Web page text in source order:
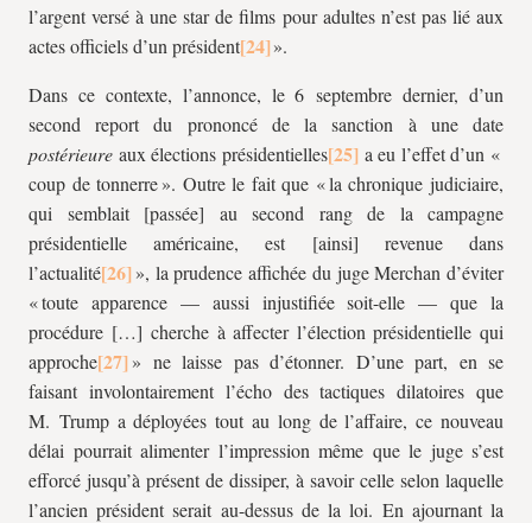
l’argent versé à une star de films pour adultes n’est pas lié aux
actes officiels d’un président
».
Dans ce contexte, l’annonce, le 6 septembre dernier, d’un
second report du prononcé de la sanction à une date
postérieure aux élections présidentielles
a eu l’effet d’un «
coup de tonnerre ». Outre le fait que « la chronique judiciaire,
qui semblait [passée] au second rang de la campagne
présidentielle américaine, est [ainsi] revenue dans
l’actualité
», la prudence affichée du juge Merchan d’éviter
« toute apparence — aussi injustifiée soit-elle — que la
procédure […] cherche à affecter l’élection présidentielle qui
approche
» ne laisse pas d’étonner. D’une part, en se
faisant involontairement l’écho des tactiques dilatoires que
M. Trump a déployées tout au long de l’affaire, ce nouveau
délai pourrait alimenter l’impression même que le juge s’est
efforcé jusqu’à présent de dissiper, à savoir celle selon laquelle
l’ancien président serait au-dessus de la loi. En ajournant la